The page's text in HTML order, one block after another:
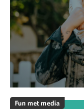
Fun met media